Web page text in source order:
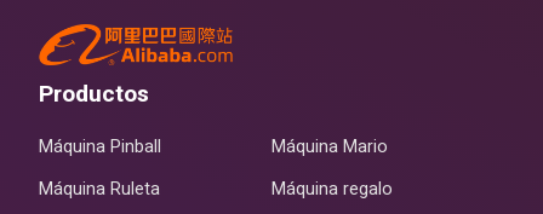
Productos
Máquina Pinball
Máquina Mario
Máquina Ruleta
Máquina regalo